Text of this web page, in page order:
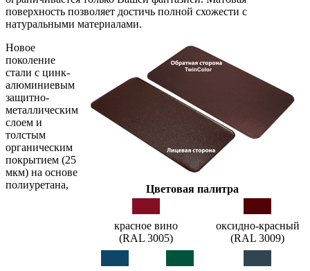
поверхность позволяет достичь полной схожести с
натуральными материалами.
Цветовая палитра
красное вино
(RAL 3005)
оксидно-красный
(RAL 3009)
Новое
поколение
стали с цинк-
алюминиевым
защитно-
металлическим
слоем и
толстым
органическим
покрытием (25
мкм) на основе
полиуретана,